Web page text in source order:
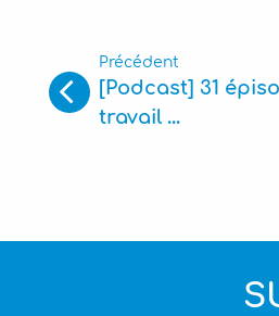
Précédent
[Podcast] 31
travail ...